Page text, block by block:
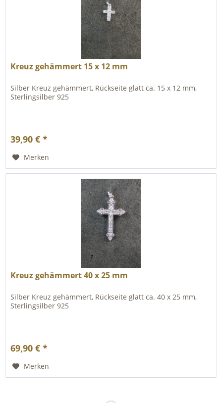
Kreuz gehämmert 15 x 12 mm
Silber Kreuz gehämmert, Rückseite glatt ca. 15 x 12 mm,
Sterlingsilber 925
39,90 € *
Merken
Kreuz gehämmert 40 x 25 mm
Silber Kreuz gehämmert, Rückseite glatt ca. 40 x 25 mm,
Sterlingsilber 925
69,90 € *
Merken